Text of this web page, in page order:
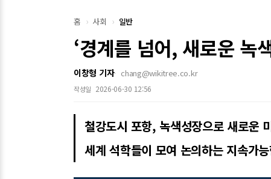
홈 사회 일반
‘경계를 넘어, 새로운 녹
이창형 기자 chang@wikitree.co.kr
작성일 2026-06-30 12:56
철강도시 포항, 녹색성장으로 새로운
세계 석학들이 모여 논의하는 지속가